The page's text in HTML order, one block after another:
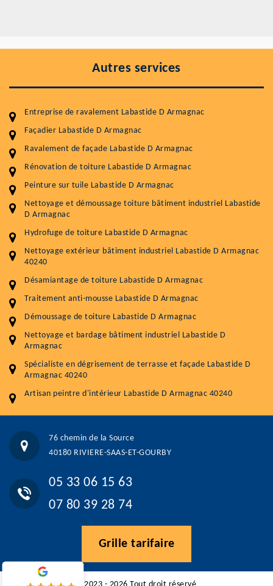
Autres services
Entreprise de ravalement Labastide D Armagnac
Façadier Labastide D Armagnac
Ravalement de façade Labastide D Armagnac
Rénovation de toiture Labastide D Armagnac
Peinture sur tuile Labastide D Armagnac
Nettoyage et démoussage toiture bâtiment industriel Labastide
D Armagnac
Hydrofuge de toiture Labastide D Armagnac
Nettoyage extérieur bâtiment industriel Labastide D Armagnac
40240
Désamiantage de toiture Labastide D Armagnac
Traitement anti-mousse Labastide D Armagnac
Démoussage de toiture Labastide D Armagnac
Nettoyage et bardage bâtiment industriel Labastide D
Armagnac
Spécialiste en dégrisement de terrasse et façade Labastide D
Armagnac 40240
Artisan peintre d'intérieur Labastide D Armagnac 40240
76 chemin de la Source
40180 RIVIERE-SAAS-ET-GOURBY
05 33 06 15 63
07 80 39 28 74
Grille tarifaire
Entretenir votre toiture, c'est préserver sa
Plus de 15 ans d'expérience en couverture et facade
Service
Nettoyageb toiture
Démoussage toiture
Traitement hydrofuge toiture
Prix au m²
Artisant local recommander
76 chemin de la Source 40180 RIVIERE-SAAS-ET-GOURBY